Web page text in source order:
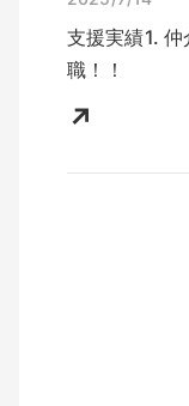
支援実績1.仲
職！！
↗